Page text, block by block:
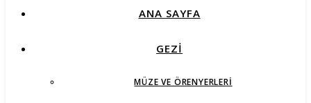
ANA SAYFA
GEZİ
MÜZE VE ÖRENYERLERI